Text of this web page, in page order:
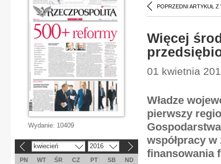
POPRZEDNI ARTYKUŁ Z
Więcej
01 kwietnia
Władze
pierwszy
współpracy
finansowania
Wydanie: 10409
kwiecień 2016
PN WT ŚR CZ PT SB
ND